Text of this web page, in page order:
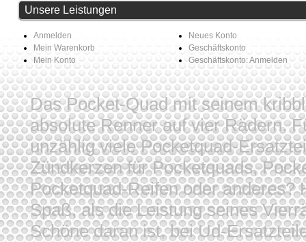
Unsere Leistungen
Anmelden
Mein Warenkorb
Mein Konto
Neues Konto
Geschäftskonto
Geschäftskonto: Anmelden
Das Pocket-Quad mit seinem
absolute Renner auf vier Rädern.
unzählig viele Pocketquad-
Zündkerzen für Pocketquads,
Pocketquad-Reifen oder
Spaß, als die Leistung seines
Schöne daran ist, bei Ud-